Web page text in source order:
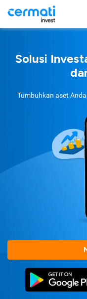
Solusi
Tumbuhkan aset